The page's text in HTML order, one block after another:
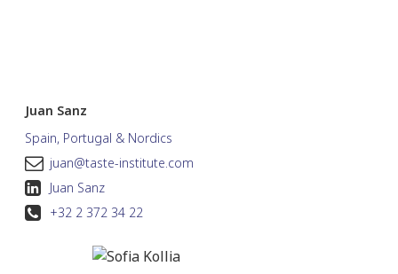
Juan Sanz
Spain, Portugal & Nordics
juan@taste-institute.com
Juan Sanz
+32 2 372 34 22